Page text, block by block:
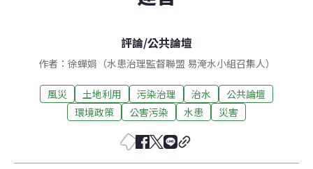
評論/公共論壇
作者：徐蟬娟（水患治理監督聯盟 易淹水小組召集人）
風災 土地利用 污染治理 治水
公共論壇
環境政策
公害污染 水患 災害